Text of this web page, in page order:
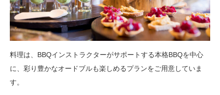
料理は、BBQインストラクターがサポートする本格BBQを中心
に、彩り豊かなオードブルも楽しめるプランをご用意していま
す。